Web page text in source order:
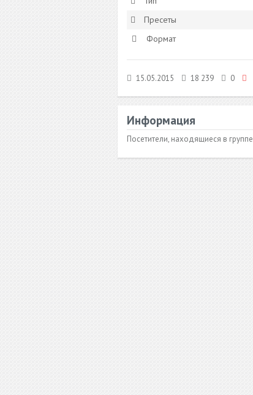
Пресеты
Формат
15.05.2015 18 239 0
Информация
Посетители, находящиеся в группе